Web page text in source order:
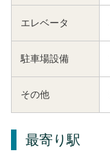
エレベータ
駐車場設備
その他
最寄り駅